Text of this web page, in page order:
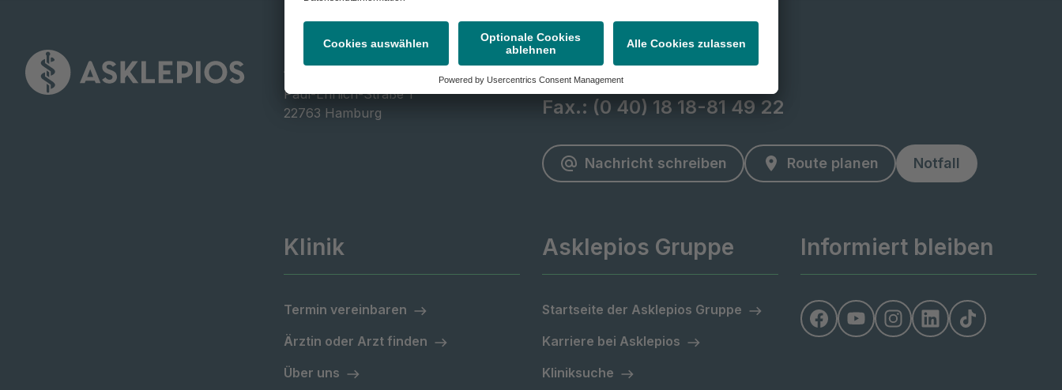
Asklepios Klinik Altona
Paul-Ehrlich-Straße 1
22763 Hamburg
Tel.: (0 40) 18 18-810
Fax.: (0 40) 18 18-81 49 22
Nachricht schreiben Route planen Notfall
Klinik
Termin vereinbaren
Ärztin oder Arzt finden
Über uns
Asklepios Gruppe
Startseite der Asklepios Gruppe
Karriere bei Asklepios
Kliniksuche
Informiert bleiben